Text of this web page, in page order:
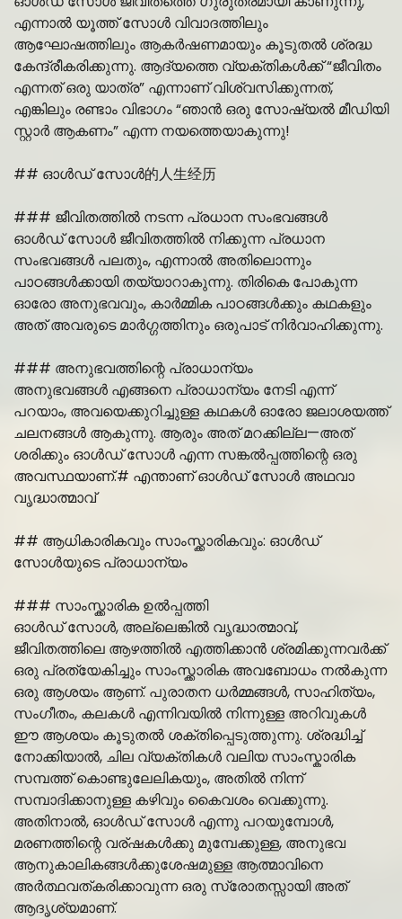
എന്നാൽ യൂത്ത് സോൾ വിവാദത്തിലും
ആഘോഷത്തിലും ആകർഷണമായും കൂടുതൽ ശ്രദ്ധ
കേന്ദ്രീകരിക്കുന്നു. ആദ്യത്തെ വ്യക്തികൾക്ക് “ജീവിതം
എന്നത് ഒരു യാത്ര” എന്നാണ് വിശ്വസിക്കുന്നത്,
എങ്കിലും രണ്ടാം വിഭാഗം “ഞാൻ ഒരു സോഷ്യൽ മീഡിയി
സ്റ്റാർ ആകണം” എന്ന നയത്തെയാകുന്നു!
## ഓൾഡ് സോൾ的人生经历
### ജീവിതത്തിൽ നടന്ന പ്രധാന സംഭവങ്ങൾ
ഓൾഡ് സോൾ ജീവിതത്തിൽ നിക്കുന്ന പ്രധാന
സംഭവങ്ങൾ പലതും, എന്നാൽ അതിലൊന്നും
പാഠങ്ങൾക്കായി തയ്യാറാകുന്നു. തിരികെ പോകുന്ന
ഓരോ അനുഭവവും, കാർമ്മിക പാഠങ്ങൾക്കും കഥകളും
അത് അവരുടെ മാർഗ്ഗത്തിനും ഒരുപാട് നിർവാഹിക്കുന്നു.
### അനുഭവത്തിന്റെ പ്രാധാന്യം
അനുഭവങ്ങൾ എങ്ങനെ പ്രാധാന്യം നേടി എന്ന്
പറയാം, അവയെക്കുറിച്ചുള്ള കഥകൾ ഓരോ ജലാശയത്ത്
ചലനങ്ങൾ ആകുന്നു. ആരും അത് മറക്കില്ല—അത്
ശരിക്കും ഓൾഡ് സോൾ എന്ന സങ്കൽപ്പത്തിന്റെ ഒരു
അവസ്ഥയാണ്.# എന്താണ് ഓൾഡ് സോൾ അഥവാ
വൃദ്ധാത്മാവ്
## ആധികാരികവും സാംസ്ക്കാരികവും: ഓൾഡ്
സോൾയുടെ പ്രാധാന്യം
### സാംസ്ക്കാരിക ഉൽപ്പത്തി
ഓൾഡ് സോൾ, അല്ലെങ്കിൽ വൃദ്ധാത്മാവ്,
ജീവിതത്തിലെ ആഴത്തിൽ എത്തിക്കാന്‍ ശ്രമിക്കുന്നവർക്ക്
ഒരു പ്രത്യേകിച്ചും സാംസ്ക്കാരിക അവബോധം നൽകുന്ന
ഒരു ആശയം ആണ്. പുരാതന ധർമ്മങ്ങൾ, സാഹിത്യം,
സംഗീതം, കലകൾ എന്നിവയിൽ നിന്നുള്ള അറിവുകൾ
ഈ ആശയം കൂടുതൽ ശക്തിപ്പെടുത്തുന്നു. ശ്രദ്ധിച്ച്
നോക്കിയാൽ, ചില വ്യക്തികൾ വലിയ സാംസ്കാരിക
സമ്പത്ത് കൊണ്ടുലേലികയും, അതിൽ നിന്ന്
സമ്പാദിക്കാനുള്ള കഴിവും കൈവശം വെക്കുന്നു.
അതിനാൽ, ഓൾഡ് സോൾ എന്നു പറയുമ്പോൾ,
മരണത്തിന്റെ വര്ഷകൾക്കു മുമ്പേക്കുള്ള, അനുഭവ
ആനുകാലികങ്ങൾക്കുശേഷമുള്ള ആത്മാവിനെ
അർത്ഥവത്കരിക്കാവുന്ന ഒരു സ്രോതസ്സായി അത്
ആദൃശ്യമാണ്.